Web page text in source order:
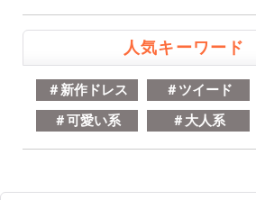
人気キーワード
＃新作ドレス ＃ツイード
＃可愛い系
＃大人系